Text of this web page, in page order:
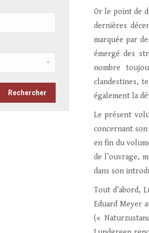
Or le point de
dernières
marquée par
émergé des
nombre
clandestines,
également la
Le présent
concernant
en fin du
de l’ouvrage,
dans son
Tout d’abord,
Eduard Meyer
(«